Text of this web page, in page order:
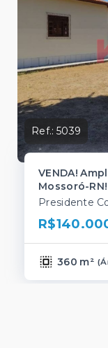
Ref.:5039
VENDA!
Mossoró-RN!
Presidente
360 m² (